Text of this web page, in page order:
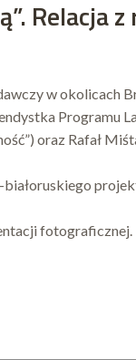
Relacja
w okolicach
Programu
oraz Rafał
fotograficznej.